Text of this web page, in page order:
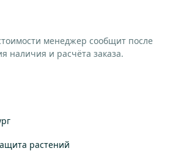
менеджер сообщит после
наличия и расчёта заказа.
растений